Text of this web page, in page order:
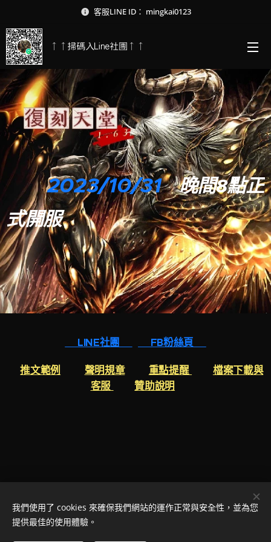
客服LINE ID： mingkai0123
↑↑掃碼入Line社團↑↑
2023/10/31 晚間8點正
式開服
🔥LINE社團🔥 🔥FB粉絲頁🔥
👉推文範例 聲明規章👉 重點提醒
檔案下載與
客服
👉贊助說明
客服LINE ID：mingkai0123
我們使用了 cookies 來確保我們網站的運作正常與安全性，並為您
提供最佳的使用體驗。